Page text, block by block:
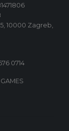
10000 Zagreb,
0714